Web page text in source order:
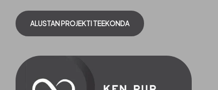
ALUSTAN PROJEKTI TEEKONDA